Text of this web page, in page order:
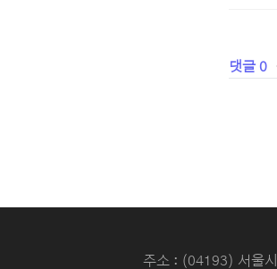
댓글 0
주소 : (04193) 서울